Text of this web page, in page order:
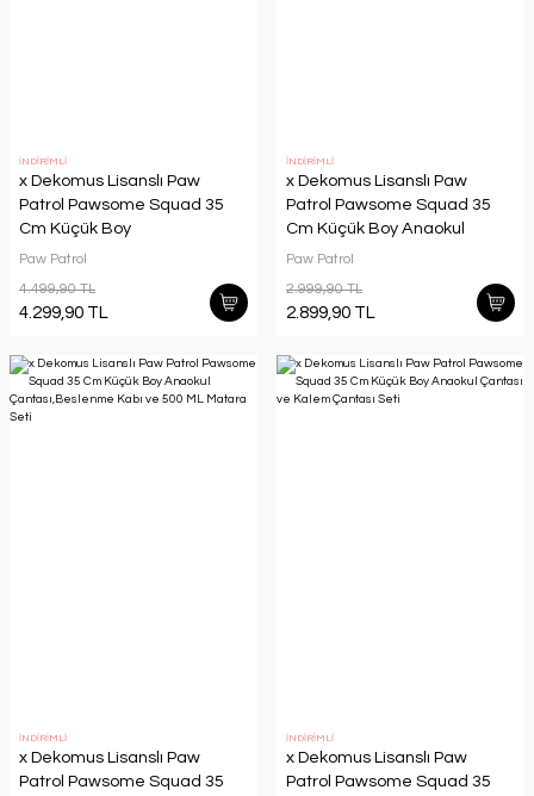
İNDİRİMLİ
x Dekomus Lisanslı Paw
Patrol Pawsome Squad 35
Cm Küçük Boy
Anaokul,Termoslu Beslenme
Kabı,500 ML Matara Seti
Paw Patrol
4.499,90 TL
4.299,90 TL
İNDİRİMLİ
x Dekomus Lisanslı Paw
Patrol Pawsome Squad 35
Cm Küçük Boy Anaokul
Çantası,Kalem
500 ML Matara Seti
Paw Patrol
2.999,90 TL
2.899,90 TL
İNDİRİMLİ
x Dekomus Lisanslı Paw
Patrol Pawsome Squad 35
İNDİRİMLİ
x Dekomus Lisanslı Paw
Patrol Pawsome Squad 35